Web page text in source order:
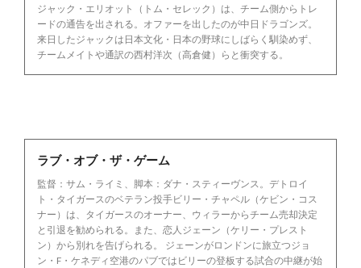
ジャック・エリオット（トム・セレック）は、チーム側からトレ
ードの通告を出される。オファーを出したのが中日ドラゴンズ。
来日したジャックは日本文化・日本の野球にしばらく馴染めず、
チームメイトや通訳の西村洋次（高倉健）らと衝突する。
ラブ・オブ・ザ・ゲーム
監督：サム・ライミ、脚本：ダナ・スティーヴンス。デトロイ
ト・タイガースのベテラン投手ビリー・チャペル（ケビン・コス
ナー）は、タイガースのオーナー、ウィラーからチーム売却決定
と引退を勧められる。また、恋人ジェーン（ケリー・プレスト
ン）から別れを告げられる。 ジェーンがロンドンに旅立つジョ
ン・F・ケネディ空港のパブではビリーの登板する試合の中継が始